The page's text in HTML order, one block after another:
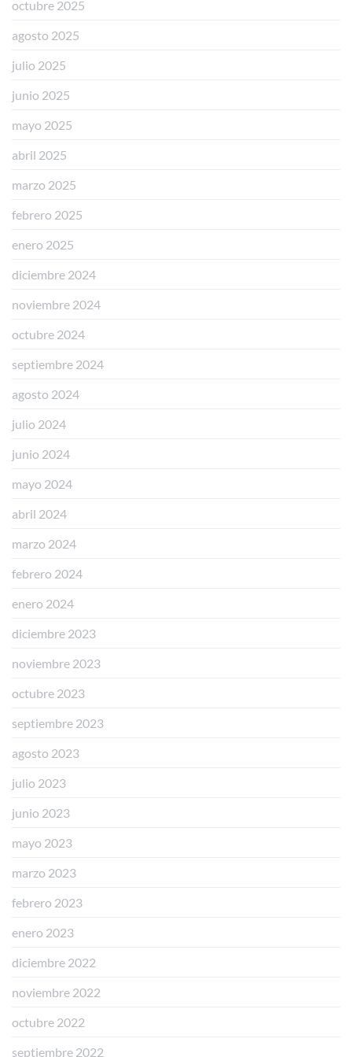
octubre 2025
agosto 2025
julio 2025
junio 2025
mayo 2025
abril 2025
marzo 2025
febrero 2025
enero 2025
diciembre 2024
noviembre 2024
octubre 2024
septiembre 2024
agosto 2024
julio 2024
junio 2024
mayo 2024
abril 2024
marzo 2024
febrero 2024
enero 2024
diciembre 2023
noviembre 2023
octubre 2023
septiembre 2023
agosto 2023
julio 2023
junio 2023
mayo 2023
marzo 2023
febrero 2023
enero 2023
diciembre 2022
noviembre 2022
octubre 2022
septiembre 2022